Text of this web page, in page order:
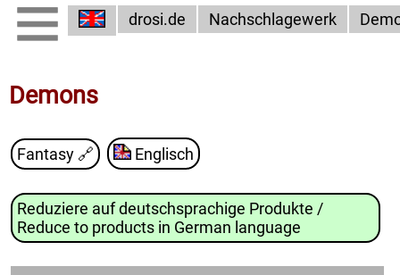
drosi.de Nachschlagewerk
Demons
Fantasy 🔗 Englisch
Reduziere auf deutschsprachige Produkte /
Reduce to products in German language